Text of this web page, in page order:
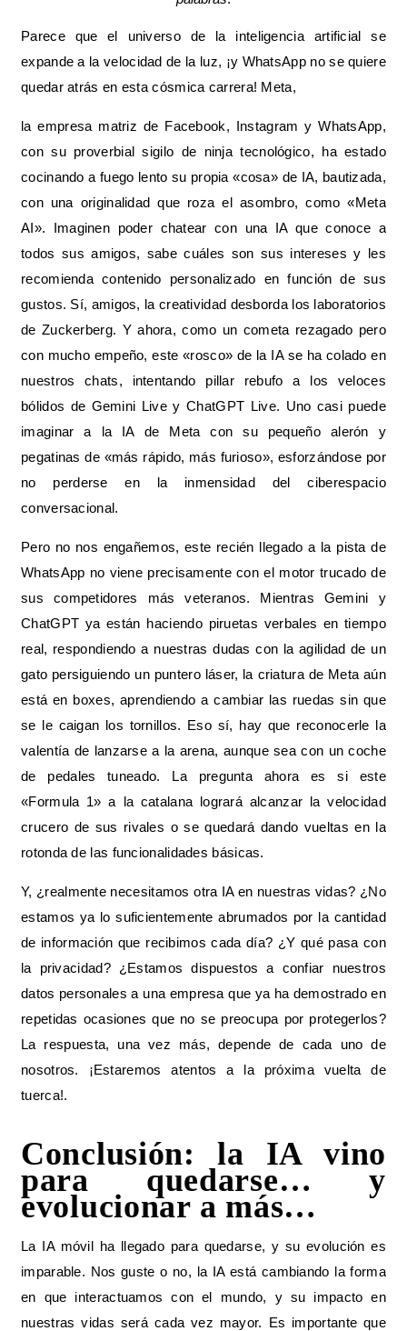
Parece que el universo de la inteligencia artificial se
expande a la velocidad de la luz, ¡y WhatsApp no se quiere
quedar atrás en esta cósmica carrera! Meta,
la empresa matriz de Facebook, Instagram y WhatsApp,
con su proverbial sigilo de ninja tecnológico, ha estado
cocinando a fuego lento su propia «cosa» de IA, bautizada,
con una originalidad que roza el asombro, como «Meta
AI». Imaginen poder chatear con una IA que conoce a
todos sus amigos, sabe cuáles son sus intereses y les
recomienda contenido personalizado en función de sus
gustos. Sí, amigos, la creatividad desborda los laboratorios
de Zuckerberg. Y ahora, como un cometa rezagado pero
con mucho empeño, este «rosco» de la IA se ha colado en
nuestros chats, intentando pillar rebufo a los veloces
bólidos de Gemini Live y ChatGPT Live. Uno casi puede
imaginar a la IA de Meta con su pequeño alerón y
pegatinas de «más rápido, más furioso», esforzándose por
no perderse en la inmensidad del ciberespacio
conversacional.
Pero no nos engañemos, este recién llegado a la pista de
WhatsApp no viene precisamente con el motor trucado de
sus competidores más veteranos. Mientras Gemini y
ChatGPT ya están haciendo piruetas verbales en tiempo
real, respondiendo a nuestras dudas con la agilidad de un
gato persiguiendo un puntero láser, la criatura de Meta aún
está en boxes, aprendiendo a cambiar las ruedas sin que
se le caigan los tornillos. Eso sí, hay que reconocerle la
valentía de lanzarse a la arena, aunque sea con un coche
de pedales tuneado. La pregunta ahora es si este
«Formula 1» a la catalana logrará alcanzar la velocidad
crucero de sus rivales o se quedará dando vueltas en la
rotonda de las funcionalidades básicas.
Y, ¿realmente necesitamos otra IA en nuestras vidas? ¿No
estamos ya lo suficientemente abrumados por la cantidad
de información que recibimos cada día? ¿Y qué pasa con
la privacidad? ¿Estamos dispuestos a confiar nuestros
datos personales a una empresa que ya ha demostrado en
repetidas ocasiones que no se preocupa por protegerlos?
La respuesta, una vez más, depende de cada uno de
nosotros.
¡Estaremos atentos a la próxima vuelta de
tuerca!.
Conclusión: la IA vino
para quedarse… y
evolucionar a más…
La IA móvil ha llegado para quedarse, y su evolución es
imparable. Nos guste o no, la IA está cambiando la forma
en que interactuamos con el mundo, y su impacto en
nuestras vidas será cada vez mayor. Es importante que